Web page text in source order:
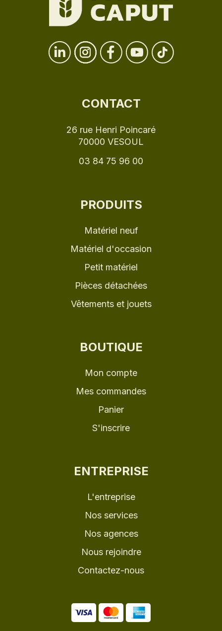
CONTACT
26 rue Henri Poincaré
70000 VESOUL
03 84 75 96 00
PRODUITS
Matériel neuf
Matériel d'occasion
Petit matériel
Pièces détachées
Vêtements et jouets
BOUTIQUE
Mon compte
Mes commandes
Panier
S'inscrire
ENTREPRISE
L'entreprise
Nos services
Nos agences
Nous rejoindre
Contactez-nous